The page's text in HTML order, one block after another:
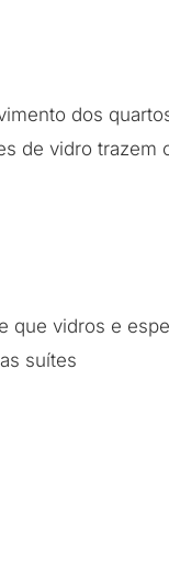
dos
de vidro trazem
que vidros e
suítes